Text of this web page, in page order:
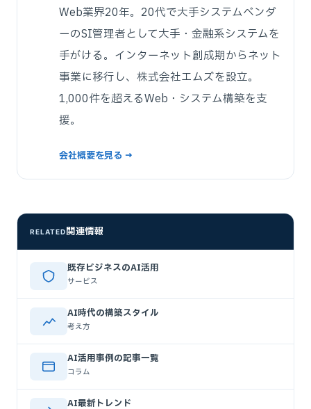
Web業界20年。20代で大手システムベンダ
ーのSI管理者として大手・金融系システムを
手がける。インターネット創成期からネット
事業に移行し、株式会社エムズを設立。
1,000件を超えるWeb・システム構築を支
援。
会社概要を見る →
RELATED関連情報
既存ビジネスのAI活用
サービス
AI時代の構築スタイル
考え方
AI活用事例の記事一覧
コラム
AI最新トレンド